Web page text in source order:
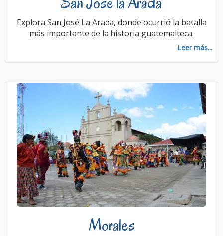
Explora San José La Arada, donde ocurrió la batalla
más importante de la historia guatemalteca.
Leer más...
Morales